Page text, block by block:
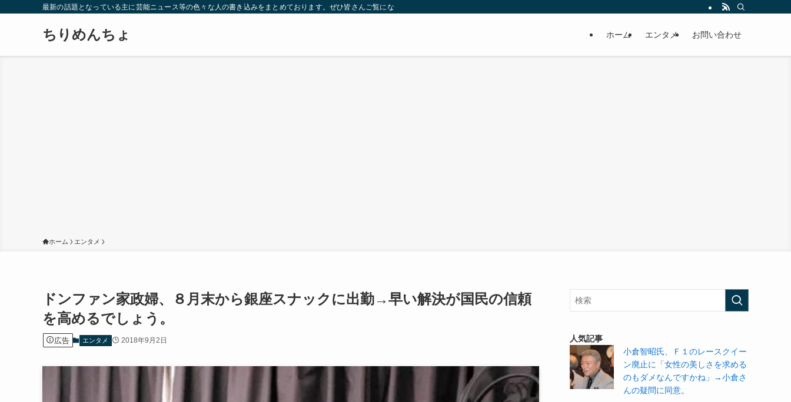
最新の話題となっている主に芸能ニュース等の色々な人の書き込みをまとめております。ぜひ皆さんご覧になっていってください。
ちりめんちょ ホーム エンタメ お問い合わせ
ホーム エンタメ
ドンファン家政婦、８月末から銀座スナックに出勤→早い解決が国民の信頼
を高めるでしょう。
広告 エンタメ 2018年9月2日
人気記事
小倉智昭氏、Ｆ１のレースクイー
ン廃止に「女性の美しさを求める
のもダメなんですかね」→小倉さ
んの疑問に同意。